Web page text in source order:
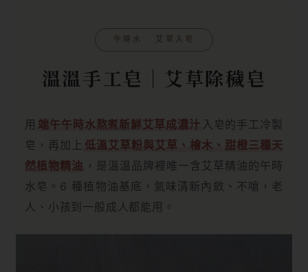
午時水 ‧ 艾草入皂
溫溫手工皂｜艾草除穢皂
用 端午午時水熬煮新鮮艾草成濃汁 入皂的手工冷製
皂，再加上 低溫艾草粉與艾草、檜木、甜橙三種天
然植物精油 ，是溫溫品牌裡唯一含艾草精油的午時
水皂。6 種植物油基底，氣味清新內斂、不嗆，老
人、小孩到一般成人都能用。